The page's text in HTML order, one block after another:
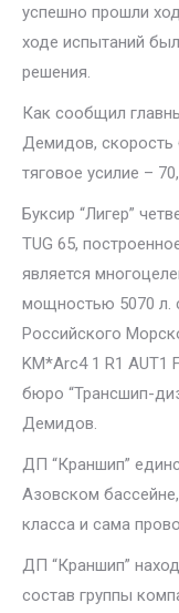
успешно прошли
ходе испытаний
решения.
Как сообщил
Демидов, скорость
тяговое усилие –
Буксир “Лигер”
TUG 65,
является
мощностью 5070 л.
Российского
KM*Arc4 1 R1 AUT1
бюро “Трансшип-
Демидов.
ДП “Краншип”
Азовском
класса и сама
ДП “Краншип”
состав группы